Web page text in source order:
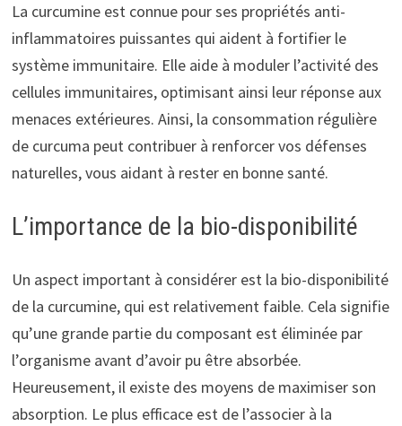
La curcumine est connue pour ses propriétés anti-
inflammatoires puissantes qui aident à fortifier le
système immunitaire. Elle aide à moduler l’activité des
cellules immunitaires, optimisant ainsi leur réponse aux
menaces extérieures. Ainsi, la consommation régulière
de curcuma peut contribuer à renforcer vos défenses
naturelles, vous aidant à rester en bonne santé.
L’importance de la bio-disponibilité
Un aspect important à considérer est la bio-disponibilité
de la curcumine, qui est relativement faible. Cela signifie
qu’une grande partie du composant est éliminée par
l’organisme avant d’avoir pu être absorbée.
Heureusement, il existe des moyens de maximiser son
absorption. Le plus efficace est de l’associer à la